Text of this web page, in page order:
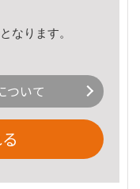
なります。
ついて